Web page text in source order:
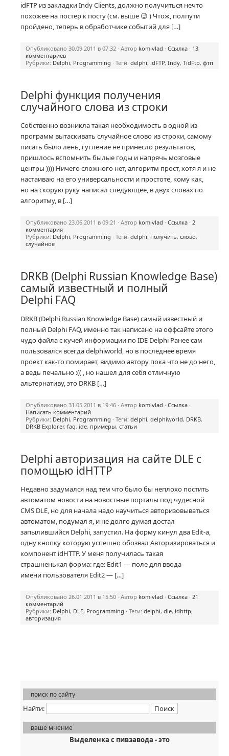
idFTP из закладки Indy Clients, должно получиться нечто
похожее на постер к посту (см. выше 😉 ) Чтож, полпути
пройдено, теперь в обработчике событий для […]
Опубликовано 30.09.2011 в 07:32 · Автор komivlad · Ссылка · 13
комментариев
Рубрики: Delphi, Programming · Теги: delphi, idFTP, Indy, TidFtp, фтп
Delphi функция получения
случайного слова из строки
Собственно возникла такая необходимость в одной из
программ вытаскивать случайное слово из строки, самому
писать было лень, гугление не принесло результатов,
пришлось вспомнить былые годы и напрячь мозговые
центры )))) Ничего сложного нет, алгоритм прост, хотя я и не
настаиваю на его универсальности и простоте, кому как,
но на скорую руку написал следующее, в двух словах по
алгоритму, в […]
Опубликовано 23.06.2011 в 09:21 · Автор komivlad · Ссылка · 2
комментария
Рубрики: Delphi, Programming · Теги: delphi, получить, слово,
случайное
DRKB (Delphi Russian Knowledge Base)
самый известный и полный
Delphi FAQ
DRKB (Delphi Russian Knowledge Base) самый известный и
полный Delphi FAQ, именно так написано на оффсайте этого
чудо файла с кучей информации по IDE Delphi Ранее сам
пользовался всегда delphiworld, но в последнее время
проект как-то помирает, видимо автору пока что не до него,
а ведь печально :(( , но нашел для себя отличную
альтернативу, это DRKB […]
Опубликовано 31.05.2011 в 19:46 · Автор komivlad · Ссылка ·
Написать комментарий
Рубрики: Delphi, Programming · Теги: delphi, delphiworld, DRKB,
DRKB Explorer, faq, ide, примеры, статьи
Delphi авторизация на сайте DLE с
помощью idHTTP
Недавно задумался над тем что было бы неплохо постить
автоматом новости на новостные порталы под чудесной
CMS DLE, но для начала надо научиться авторизовываться
автоматом, подумал я, и не долго думая достал
запылившийся Delphi, запустил. На форму кинул два Edit-a,
одну кнопку которую успешно обозвал Авторизироваться и
компонент idHTTP. У меня получилась такая
страшненькая форма: где: Edit1 — поле для ввода
имени пользователя Edit2 — […]
Опубликовано 26.01.2011 в 15:50 · Автор komivlad · Ссылка · 21
комментарий
Рубрики: Delphi, DLE, Programming · Теги: delphi, dle, idhttp,
авторизация
поиск по сайту
Найти:
ваше мнение
Выделенка с пивзавода - это